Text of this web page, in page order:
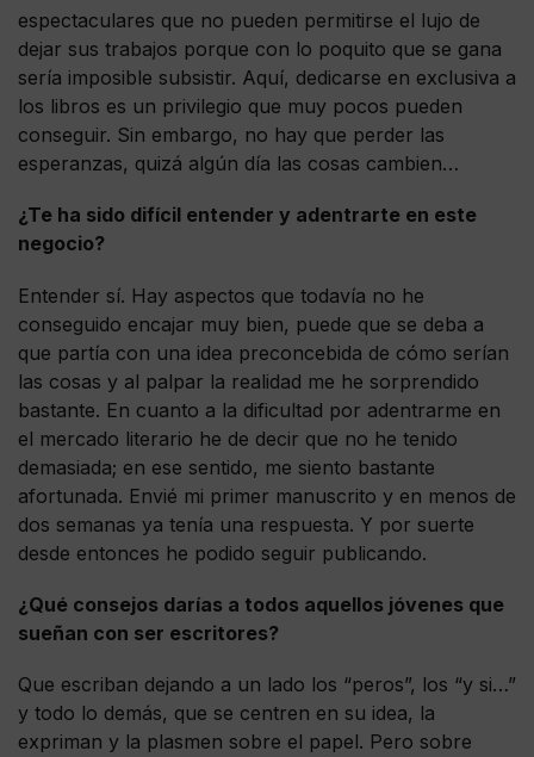
espectaculares que no pueden permitirse el lujo de
dejar sus trabajos porque con lo poquito que se gana
sería imposible subsistir. Aquí, dedicarse en exclusiva a
los libros es un privilegio que muy pocos pueden
conseguir. Sin embargo, no hay que perder las
esperanzas, quizá algún día las cosas cambien…
¿Te ha sido difícil entender y adentrarte en este
negocio?
Entender sí. Hay aspectos que todavía no he
conseguido encajar muy bien, puede que se deba a
que partía con una idea preconcebida de cómo serían
las cosas y al palpar la realidad me he sorprendido
bastante. En cuanto a la dificultad por adentrarme en
el mercado literario he de decir que no he tenido
demasiada; en ese sentido, me siento bastante
afortunada. Envié mi primer manuscrito y en menos de
dos semanas ya tenía una respuesta. Y por suerte
desde entonces he podido seguir publicando.
¿Qué consejos darías a todos aquellos jóvenes que
sueñan con ser escritores?
Que escriban dejando a un lado los “peros”, los “y si…”
y todo lo demás, que se centren en su idea, la
expriman y la plasmen sobre el papel. Pero sobre